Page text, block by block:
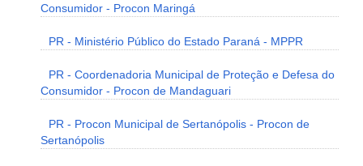
Consumidor - Procon Maringá
PR - Ministério Público do Estado Paraná - MPPR
PR - Coordenadoria Municipal de Proteção e Defesa do
Consumidor - Procon de Mandaguari
PR - Procon Municipal de Sertanópolis - Procon de
Sertanópolis